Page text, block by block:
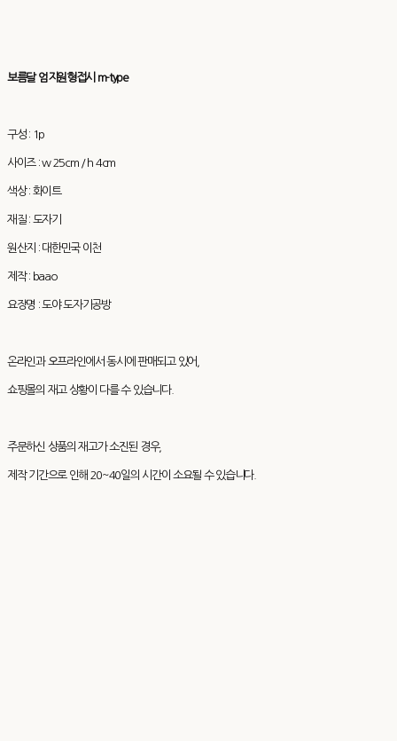
보름달 엄지원형접시 m-type
구성 : 1p
사이즈 : w 25cm / h 4cm
색상 : 화이트
재질 : 도자기
원산지 : 대한민국 이천
제작 : baao
요장명 : 도야 도자기공방
온라인과 오프라인에서 동시에 판매되고 있어,
쇼핑몰의 재고 상황이 다를 수 있습니다.
주문하신 상품의 재고가 소진된 경우,
제작 기간으로 인해 20~40일의 시간이 소요될 수 있습니다.